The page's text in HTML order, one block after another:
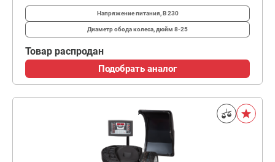
Напряжение питания, В230
Диаметр обода колеса, дюйм 8-25
Товар распродан
Подобрать аналог